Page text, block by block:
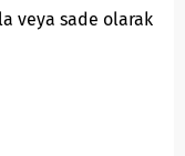
veya sade olarak